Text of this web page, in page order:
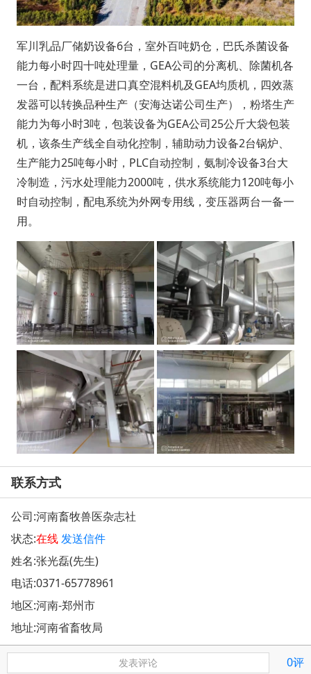
军川乳品厂储奶设备6台，室外百吨奶仓，巴氏杀菌设备
能力每小时四十吨处理量，GEA公司的分离机、除菌机各
一台，配料系统是进口真空混料机及GEA均质机，四效蒸
发器可以转换品种生产（安海达诺公司生产），粉塔生产
能力为每小时3吨，包装设备为GEA公司25公斤大袋包装
机，该条生产线全自动化控制，辅助动力设备2台锅炉、
生产能力25吨每小时，PLC自动控制，氨制冷设备3台大
冷制造，污水处理能力2000吨，供水系统能力120吨每小
时自动控制，配电系统为外网专用线，变压器两台一备一
用。
联系方式
公司:河南畜牧兽医杂志社
状态:在线发送信件
姓名:张光磊(先生)
电话:0371-65778961
地区:河南-郑州市
地址:河南省畜牧局
发表评论 0评